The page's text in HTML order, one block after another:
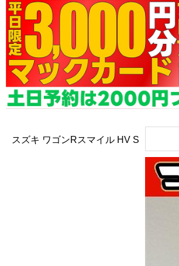
スズキ ワゴンRスマイル HV S